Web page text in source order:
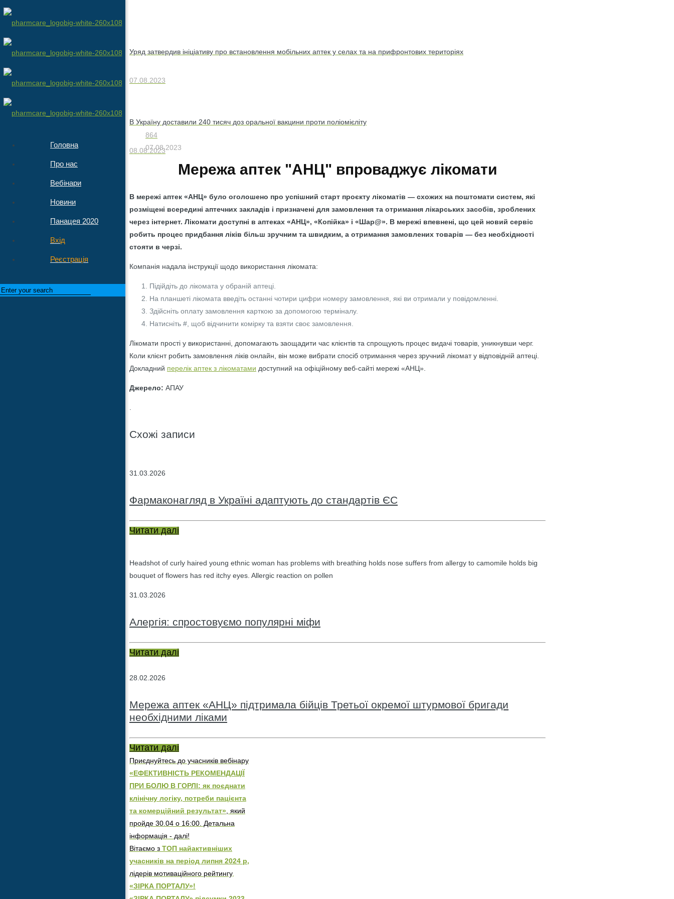
Головна
Про нас
Вебінари
Новини
Панацея 2020
Вхід
Реєстрація
Уряд затвердив ініціативу про встановлення мобільних аптек у селах та на прифронтових територіях
07.08.2023
В Україну доставили 240 тисяч доз оральної вакцини проти поліомієліту
08.08.2023
864
07.08.2023
Мережа аптек "АНЦ" впроваджує лікомати
В мережі аптек «АНЦ» було оголошено про успішний старт проєкту лікоматів — схожих на поштомати систем, які
розміщені всередині аптечних закладів і призначені для замовлення та отримання лікарських засобів, зроблених
через інтернет. Лікомати доступні в аптеках «АНЦ», «Копійка» і «Шар@». В мережі впевнені, що цей новий сервіс
робить процес придбання ліків більш зручним та швидким, а отримання замовлених товарів — без необхідності
стояти в черзі.
Компанія надала інструкції щодо використання лікомата:
Підійдіть до лікомата у обраній аптеці.
На планшеті лікомата введіть останні чотири цифри номеру замовлення, які ви отримали у повідомленні.
Здійсніть оплату замовлення карткою за допомогою терміналу.
Натисніть #, щоб відчинити комірку та взяти своє замовлення.
Лікомати прості у використанні, допомагають заощадити час клієнтів та спрощують процес видачі товарів, уникнувши черг.
Коли клієнт робить замовлення ліків онлайн, він може вибрати спосіб отримання через зручний лікомат у відповідній аптеці.
Докладний перелік аптек з лікоматами доступний на офіційному веб-сайті мережі «АНЦ».
Джерело: АПАУ
.
Схожі записи
31.03.2026
Фармаконагляд в Україні адаптують до стандартів ЄС
Читати далі
Headshot of curly haired young ethnic woman has problems with breathing holds nose suffers from allergy to camomile holds big
bouquet of flowers has red itchy eyes. Allergic reaction on pollen
31.03.2026
Алергія: спростовуємо популярні міфи
Читати далі
28.02.2026
Мережа аптек «АНЦ» підтримала бійців Третьої окремої штурмової бригади
необхідними ліками
Читати далі
Приєднуйтесь до учасників вебінару
«ЕФЕКТИВНІСТЬ РЕКОМЕНДАЦІЇ
ПРИ БОЛЮ В ГОРЛІ: як поєднати
клінічну логіку, потреби пацієнта
та комерційний результат» , який
пройде 30.04 о 16:00. Детальна
інформація - далі!
Вітаємо з ТОП найактивніших
учасників на період липня 2024 р,
лідерів мотиваційного рейтингу,
«ЗІРКА ПОРТАЛУ»!